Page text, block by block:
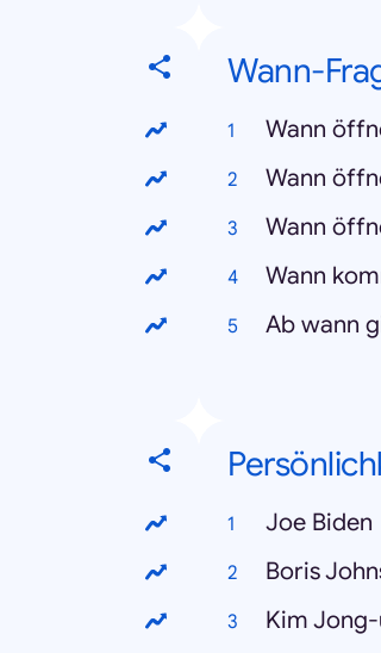
Wann-
Wann
Wann
Wann
Wann
Ab wann
Joe Biden
Boris
Kim